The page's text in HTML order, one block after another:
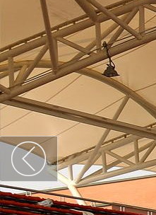
上一个